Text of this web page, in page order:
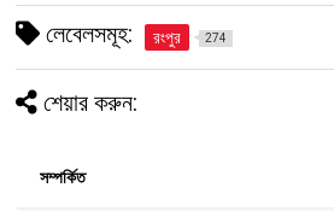
লেবেলসমূহ: রংপুর 274
শেয়ার করুন:
সম্পর্কিত